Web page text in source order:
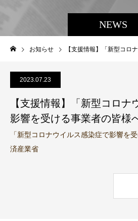
NEWS
お知らせ 【支援情報】「新型コロナウイルス感染症
2023.07.23
【支援情報】「新型コロナ
影響を受ける事業者の皆様
「新型コロナウイルス感染症で影響を
済産業省